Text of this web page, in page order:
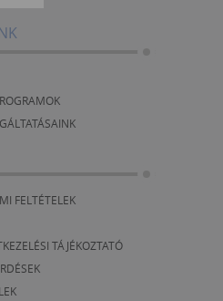
FELTÉTELEK
TÁJÉKOZTATÓ